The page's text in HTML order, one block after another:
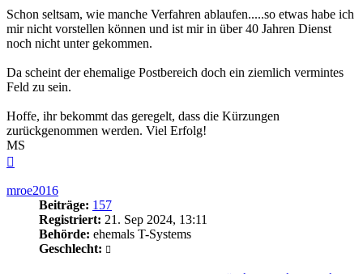
Schon seltsam, wie manche Verfahren ablaufen.....so etwas habe ich
mir nicht vorstellen können und ist mir in über 40 Jahren Dienst
noch nicht unter gekommen.
Da scheint der ehemalige Postbereich doch ein ziemlich vermintes
Feld zu sein.
Hoffe, ihr bekommt das geregelt, dass die Kürzungen
zurückgenommen werden. Viel Erfolg!
MS
mroe2016
Beiträge: 157
Registriert: 21. Sep 2024, 13:11
Behörde: ehemals T-Systems
Geschlecht: